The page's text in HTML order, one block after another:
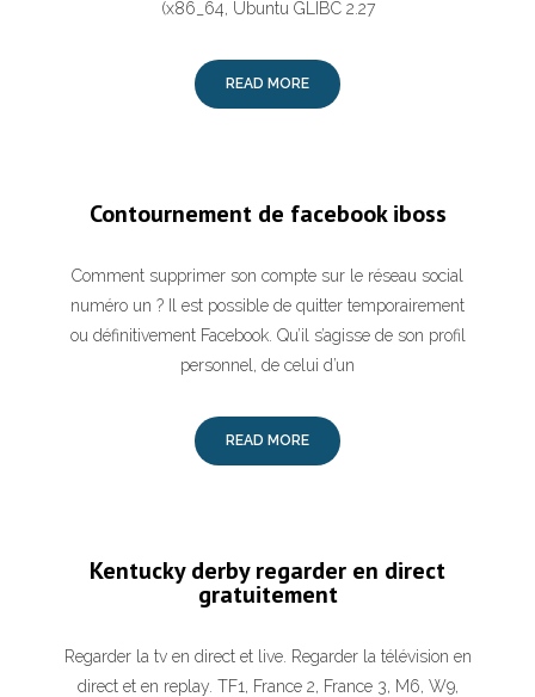
(x86_64, Ubuntu GLIBC 2.27
READ MORE
Contournement de facebook iboss
Comment supprimer son compte sur le réseau social
numéro un ? Il est possible de quitter temporairement
ou définitivement Facebook. Qu’il s’agisse de son profil
personnel, de celui d’un
READ MORE
Kentucky derby regarder en direct
gratuitement
Regarder la tv en direct et live. Regarder la télévision en
direct et en replay. TF1, France 2, France 3, M6, W9,